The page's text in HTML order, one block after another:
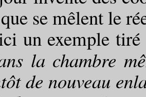
se mêlent le
exemple tiré
la chambre
de nouveau